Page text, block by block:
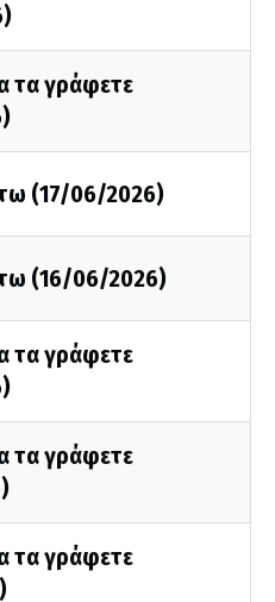
τα γράφετε
(17/06/2026)
(16/06/2026)
τα γράφετε
τα γράφετε
τα γράφετε